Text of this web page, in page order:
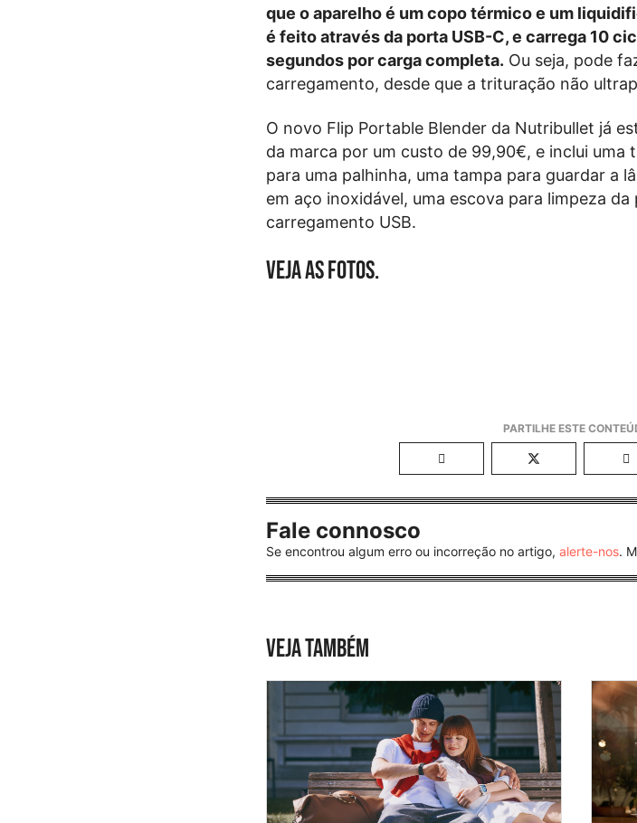
que o aparelho é um copo térmico e um
é feito através da porta USB-C, e carrega 10
segundos por carga completa. Ou seja, pode
carregamento, desde que a trituração não
O novo Flip Portable Blender da Nutribullet já
da marca por um custo de 99,90€, e inclui uma
para uma palhinha, uma tampa para guardar a
em aço inoxidável, uma escova para limpeza
carregamento USB.
Veja as fotos.
Fale connosco
Se encontrou algum erro ou incorreção no artigo,alerte-nos.
VEJA TAMBÉM